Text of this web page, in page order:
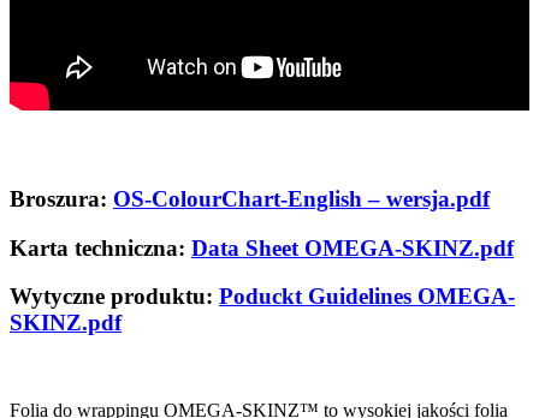
Broszura: OS-ColourChart-English – wersja.pdf
Karta techniczna: Data Sheet OMEGA-SKINZ.pdf
Wytyczne produktu: Poduckt Guidelines OMEGA-
SKINZ.pdf
Folia do wrappingu OMEGA-SKINZ™ to wysokiej jakości folia